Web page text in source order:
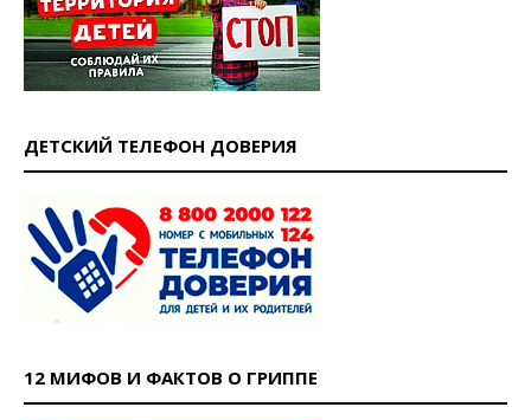
ДЕТСКИЙ ТЕЛЕФОН ДОВЕРИЯ
12 МИФОВ И ФАКТОВ О ГРИППЕ